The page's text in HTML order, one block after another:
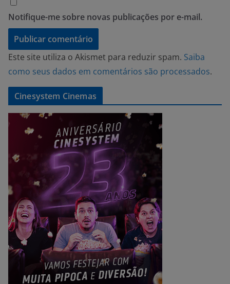
Notifique-me sobre novas publicações por e-mail.
Este site utiliza o Akismet para reduzir spam. Saiba
como seus dados em comentários são processados.
Cinesystem Cinemas